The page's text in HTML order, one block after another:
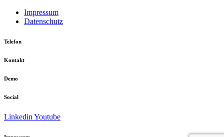
Impressum
Datenschutz
Telefon
Kontakt
Demo
Social
Linkedin Youtube